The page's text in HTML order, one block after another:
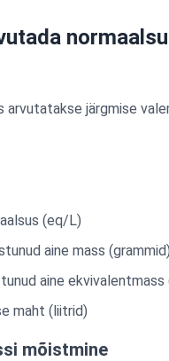
arvutatakse järgmise
(eq/L)
aine mass (grammid)
aine
maht (liitrid)
mõistmine